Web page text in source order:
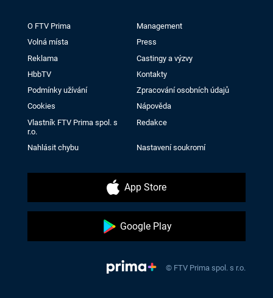
O FTV Prima
Management
Volná místa
Press
Reklama
Castingy a výzvy
HbbTV
Kontakty
Podmínky užívání
Zpracování osobních údajů
Cookies
Nápověda
Vlastník FTV Prima spol. s
r.o.
Redakce
Nahlásit chybu Nastavení soukromí
App Store
Google Play
© FTV Prima spol. s r.o.